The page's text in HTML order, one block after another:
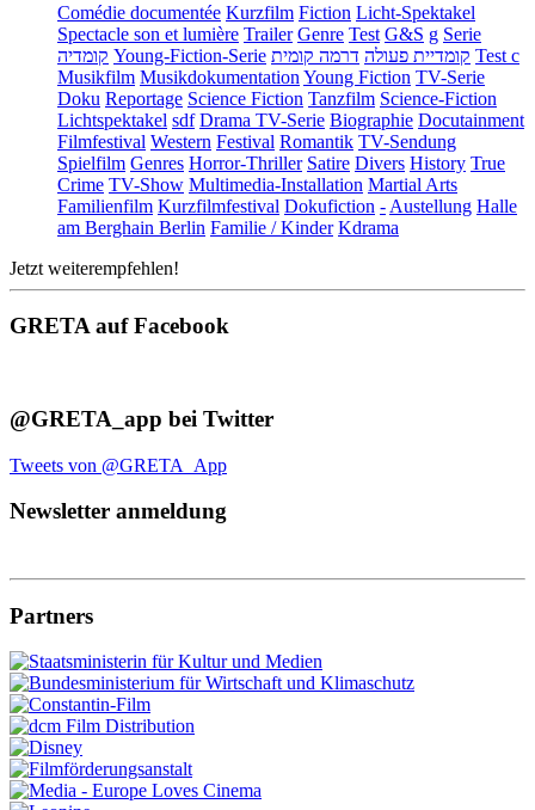
Comédie documentée Kurzfilm Fiction Licht-Spektakel
Spectacle son et lumière Trailer Genre Test G&S g Serie
קומדיה Young-Fiction-Serie קומדיית פעולה דרמה קומית
Test c
Musikfilm Musikdokumentation Young Fiction TV-Serie
Doku Reportage Science Fiction Tanzfilm Science-Fiction
Lichtspektakel sdf Drama TV-Serie Biographie Docutainment
Filmfestival Western Festival Romantik TV-Sendung
Spielfilm Genres Horror-Thriller Satire Divers History True
Crime TV-Show Multimedia-Installation Martial Arts
Familienfilm Kurzfilmfestival Dokufiction - Austellung Halle
am Berghain Berlin Familie / Kinder Kdrama
Jetzt weiterempfehlen!
GRETA auf Facebook
@GRETA_app bei Twitter
Tweets von @GRETA_App
Newsletter anmeldung
Partners